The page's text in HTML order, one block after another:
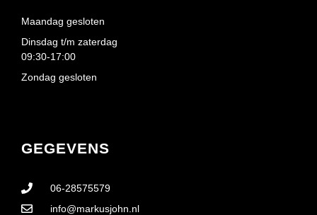
GEGEVENS
06-28575579
info@markusjohn.nl
Maandag gesloten
Dinsdag t/m zaterdag
09:30-17:00
Zondag gesloten